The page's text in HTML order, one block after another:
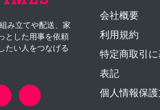
み立てや配送、家
とした用事を依頼
たい人をつなげる
会社概要
利用規約
特定商取引に
表記
個人情報保